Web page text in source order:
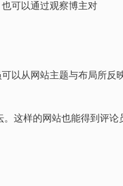
可以通过观察博主对
以从网站主题与布局所反
。这样的网站也能得到评论